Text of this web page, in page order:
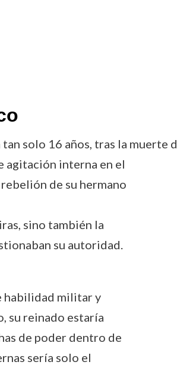
solo 16 años, tras la muerte
agitación interna en el
de su hermano
sino también la
su autoridad.
habilidad militar y
su reinado estaría
de poder dentro de
sería solo el